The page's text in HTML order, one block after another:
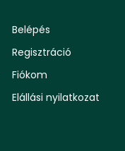
Belépés
Regisztráció
Fiókom
Elállási nyilatkozat